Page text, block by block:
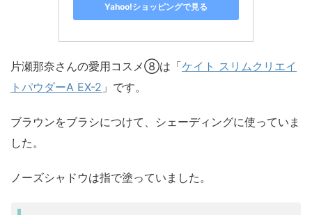
Yahoo!ショッピングで見る
片瀬那奈さんの愛用コスメ⑧は「ケイト スリムクリエイ
トパウダーA EX-2 」です。
ブラウンをブラシにつけて、シェーディングに使っていま
した。
ノーズシャドウは指で塗っていました。